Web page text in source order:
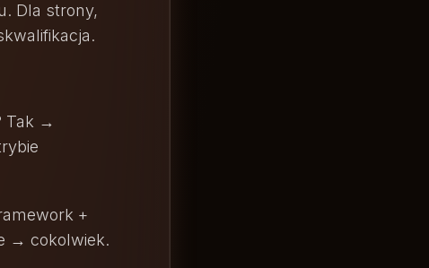
Dla strony,
Tak →
+
→ cokolwiek.